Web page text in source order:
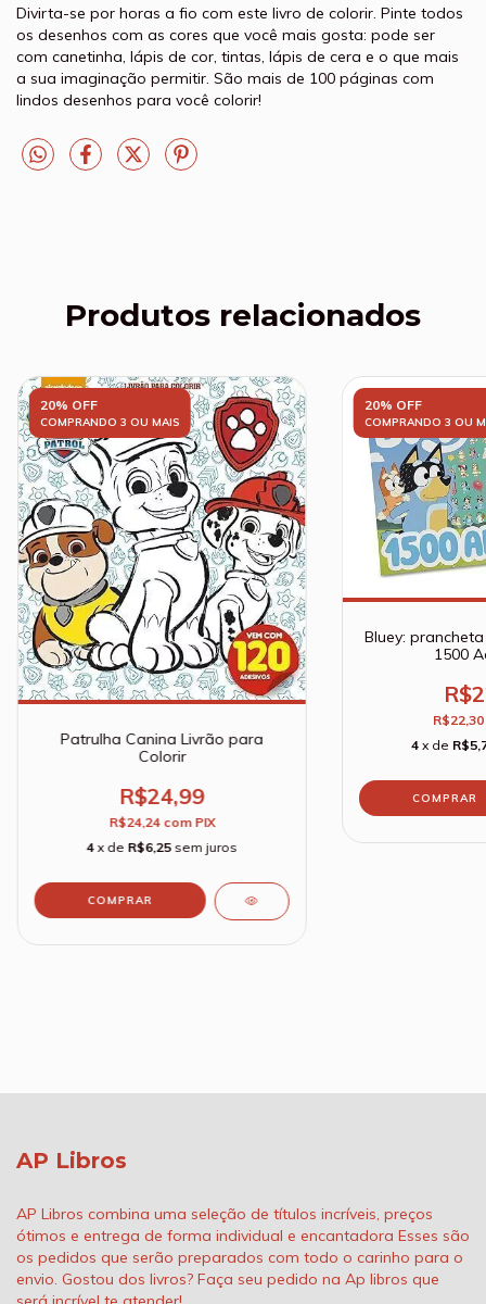
Divirta-se por horas a fio com este livro de colorir. Pinte todos
os desenhos com as cores que você mais gosta: pode ser
com canetinha, lápis de cor, tintas, lápis de cera e o que mais
a sua imaginação permitir. São mais de 100 páginas com
lindos desenhos para você colorir!
Produtos relacionados
20% OFF
COMPRANDO 3 OU MAIS
Patrulha Canina Livrão para
Colorir
R$24,99
R$24,24 com PIX
4 x de R$6,25 sem juros
20% OFF
COMPRANDO 3 OU
Bluey:
1500
R$22,30
4 x de
AP Libros
AP Libros combina uma seleção de títulos incríveis, preços
ótimos e entrega de forma individual e encantadora Esses são
os pedidos que serão preparados com todo o carinho para o
envio. Gostou dos livros? Faça seu pedido na Ap libros que